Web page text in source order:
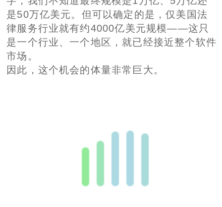
是50万亿美元。但可以确定的是，仅美国法
律服务行业就有约4000亿美元规模——这只
是一个行业、一个地区，就已经接近整个软件
市场。
因此，这个机会的体量非常巨大。